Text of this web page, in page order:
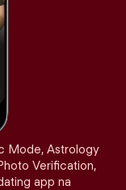
Mode, Astrology
Verification,
app na